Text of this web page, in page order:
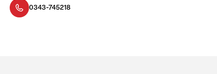
0343-745218